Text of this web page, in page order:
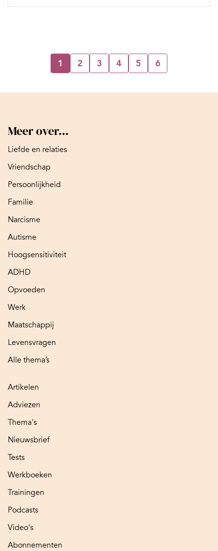
1 2 3 4 5 6
Meer over...
Liefde en relaties
Vriendschap
Persoonlijkheid
Familie
Narcisme
Autisme
Hoogsensitiviteit
ADHD
Opvoeden
Werk
Maatschappij
Levensvragen
Alle thema’s
Artikelen
Adviezen
Thema's
Nieuwsbrief
Tests
Werkboeken
Trainingen
Podcasts
Video's
Abonnementen